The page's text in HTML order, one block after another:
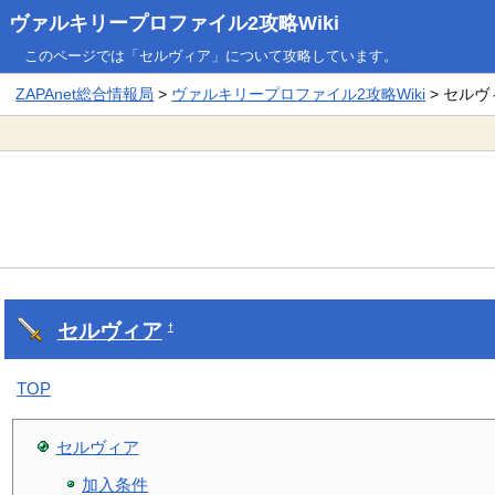
ヴァルキリープロファイル2攻略Wiki
このページでは「セルヴィア」について攻略しています。
ZAPAnet総合情報局 > ヴァルキリープロファイル2攻略Wiki > セルヴ
セルヴィア †
TOP
セルヴィア
加入条件